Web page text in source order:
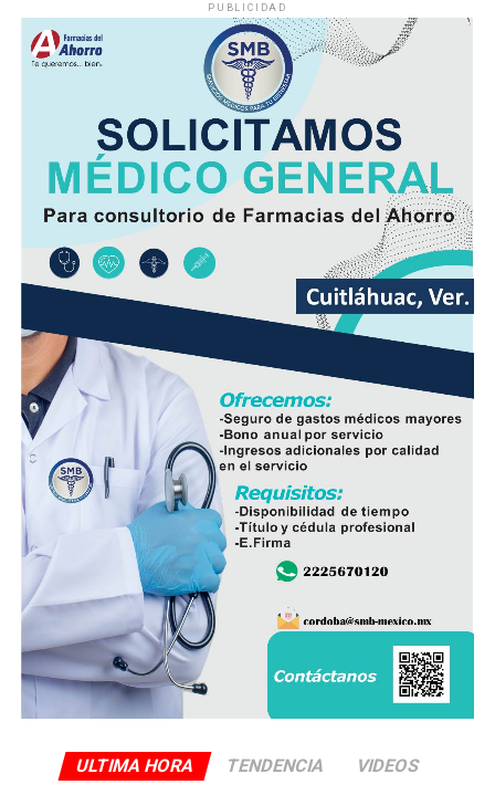
movilizó a corporaciones de seguridad para tratar de
ubicar tanto al responsable como al vehículo.
Minutos después, el autobús fue encontrado
abandonado en el cruce de la calle 26 y la avenida 9, en
la colonia San José, donde quedó bajo resguardo de las
autoridades como parte de las investigaciones.
Elementos de la Policía Municipal y Estatal acordonaron
el área del accidente para preservar los indicios, en
tanto personal de Tránsito Municipal realizó las
primeras diligencias para establecer la mecánica del
hecho.
Peritos de la Fiscalía General del Estado y agentes de la
Policía Ministerial llevaron a cabo el procesamiento de
la escena y ordenaron el levantamiento del cuerpo, que
fue trasladado al Servicio Médico Forense (Semefo),
donde permanece en espera de su identificación oficial.
La unidad involucrada fue asegurada y puesta a
disposición de la autoridad ministerial, que integró la
carpeta de investigación correspondiente para localizar
al conductor y determinar su responsabilidad en el
PUBLICIDAD
ULTIMA HORA TENDENCIA VIDEOS